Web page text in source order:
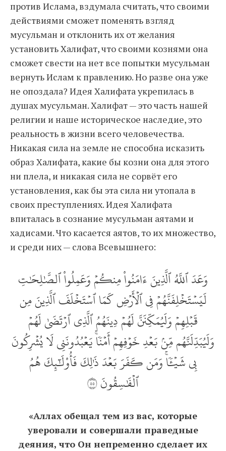
против Ислама, вздумала считать, что своими
действиями сможет поменять взгляд
мусульман и отклонить их от желания
установить Халифат, что своими кознями она
сможет свести на нет все попытки мусульман
вернуть Ислам к правлению. Но разве она уже
не опоздала? Идея Халифата укрепилась в
душах мусульман. Халифат — это часть нашей
религии и наше историческое наследие, это
реальность в жизни всего человечества.
Никакая сила на земле не способна исказить
образ Халифата, какие бы козни она для этого
ни плела, и никакая сила не сорвёт его
установления, как бы эта сила ни утопала в
своих преступлениях. Идея Халифата
впиталась в сознание мусульман аятами и
хадисами. Что касается аятов, то их множество,
и среди них — слова Всевышнего:
وَعَدَ ٱللَّهُ ٱلَّذِينَ ءَامَنُواْ مِنكُمۡ وَعَمِلُواْ ٱلصَّٰلِحَٰتِ
لَيَسۡتَخۡلِفَنَّهُمۡ فِي ٱلۡأَرۡضِ كَمَا ٱسۡتَخۡلَفَ ٱلَّذِينَ مِن
قَبۡلِهِمۡ وَلَيُمَكِّنَنَّ لَهُمۡ دِينَهُمُ ٱلَّذِي ٱرۡتَضَىٰ لَهُمۡ
وَلَيُبَدِّلَنَّهُم مِّنۢ بَعۡدِ خَوۡفِهِمۡ أَمۡنٗاۚ يَعۡبُدُونَنِي لَا يُشۡرِكُونَ
بِي شَيۡ‍ٔٗاۚ وَمَن كَفَرَ بَعۡدَ ذَٰلِكَ فَأُوْلَٰٓئِكَ هُمُ
ٱلۡفَٰسِقُونَ ٥٥
«Аллах обещал тем из вас, которые
уверовали и совершали праведные
деяния, что Он непременно сделает их